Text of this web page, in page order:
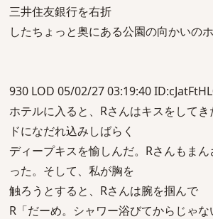
三井住友銀行を右折
したちょっと奥にある公園の向かいの
930 LOD 05/02/27 03:19:40
ホテルに入ると、Rさんはキスをして
ドになだれ込みしばらく
ディープキスを愉しんだ。Rさんもま
った。そして、私が胸を
触ろうとすると、Rさんは腕を掴んで
R「だーめ。シャワー浴びてからじゃな